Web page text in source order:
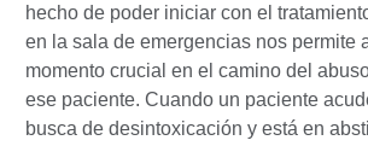
hecho de poder iniciar con el
en la sala de emergencias nos permite
momento crucial en el camino del
ese paciente. Cuando un paciente
busca de desintoxicación y está en